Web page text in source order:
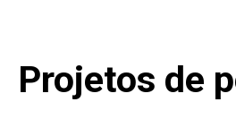
Projetos de